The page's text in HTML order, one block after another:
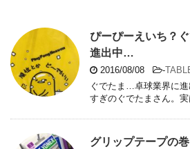
ぴーぴーえいち？
進出中…
2016/08/08 -
ぐでたま…卓球業界に
すぎのぐでたまさん。
グリップテープの